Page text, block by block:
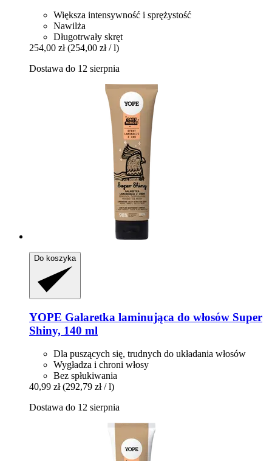
Większa intensywność i sprężystość
Nawilża
Długotrwały skręt
254,00 zł (254,00 zł / l)
Dostawa do 12 sierpnia
Do koszyka
YOPE Galaretka laminująca do włosów Super
Shiny, 140 ml
Dla puszących się, trudnych do układania włosów
Wygładza i chroni włosy
Bez spłukiwania
40,99 zł (292,79 zł / l)
Dostawa do 12 sierpnia